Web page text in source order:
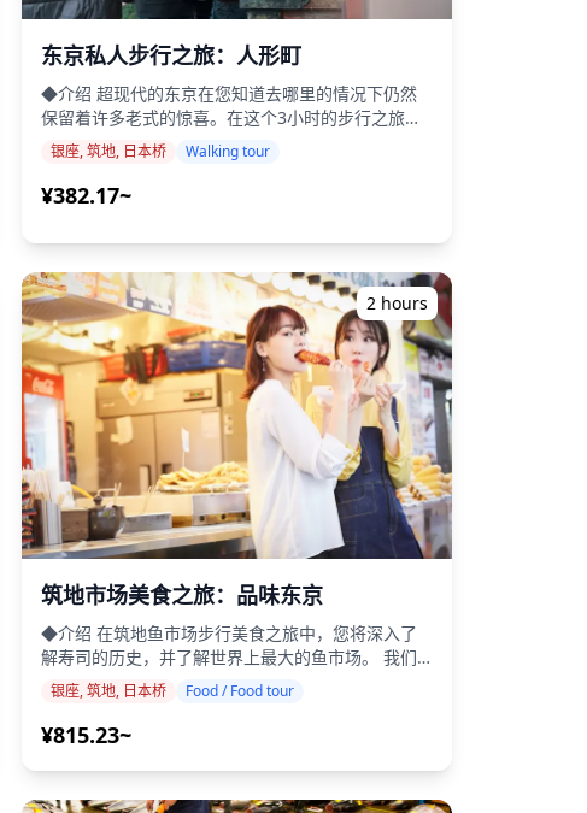
啤酒。 ・甜点或咖啡馆停留 放松享用鲷鱼烧等甜
点，或在舒适的咖啡馆品尝精酿啤酒，结束您的夜
晚。 ・结束（神田站） 行程结束时提供当地纪念品
的建议和附近可进一步探索的景点推荐。 ◆附加信
息 ・需要2人或以上预订。 ・步行距离适中。 ・不
推荐素食者或需要无麸质饮食的人参加。 ・仅限20
岁及以上成人参加。 ・い。 ・如果您有任何饮食限
制，请在预订时告知我们。 ![]
![]
![]
(https://assets.hldycdn.com/experiences/
![]
(https://assets.hldycdn.com/experiences/
![]
(https://assets.hldycdn.com/experiences/
东京私人步行之旅：人形町
◆介绍 超现代的东京在您知道去哪里的情况下仍然
保留着许多老式的惊喜。在这个3小时的步行之旅
中，您将参观以古老传统闻名的人形町区，并且正如
您很快会发现的那样，这里有一些非常美味的小吃，
以及拥有许多传统日本商店的现代社区日本桥区。当
老字号商店。了解经典日本艺术形式，并看到销售文
您展示容易错过的早期时代的隐藏场所。您会发现一
些忠于其起源的机构，在某些情况下可以追溯到几个
世纪前。 ・在当地导游的见解下，探索东京小巷中
的古老世界。 ・品尝从人形烧蛋糕到米饼的传统小
吃 ・了解香道仪式和书法、音乐等古典日本艺术 ・
加入仅限10位客人的小团体，享受真正个性化的体验
・这是一个碳中和旅行，由B Corp认证公司运营，致
力于将旅行作为向善的力量 ◆包含内容 ・传统小吃
（人形烧蛋糕、米饼、和牛牛肉寿喜烧可乐饼） ・
品尝甘酒，一种甜味非酒精饮料 ・时光倒流回到古
老的东京 ・购买完美的手工纪念品带回家 ・当地英
语导游陪同 ◆不包含内容 ・小费 ・额外的食物和饮
者（10分钟） 旅行从一个钟楼开始，该钟楼在下午
12:45展示江户生活方式的故事。我们将了解人形町
是如何创建的。 ・板仓屋（10分钟） 我们将在成立
于116年前的人形烧蛋糕店停留。 ・甘酒横丁（1小
时30分钟） 甘酒横丁在夏季提供米麹甘酒，冬季提
史。 ・日本桥（1小时） 我们将探索老字号手工艺品
店，包括和纸商店、浮世绘商店、高汤商店，最后在
银座, 筑地, 日本桥 Walking tour
¥382.17~
2 hours
筑地市场美食之旅：品味东京
◆介绍 在筑地鱼市场步行美食之旅中，您将深入了
解寿司的历史，并了解世界上最大的鱼市场。 我们
将探索筑地外市场，像当地人一样吃喝购物。 这次
旅行提供了一种绝佳的方式，通过在各种食品店之间
穿梭来发现筑地的美食。 您的导游将带您穿越熙熙
己无法发现的见解。 享受各种美味的海鲜，包括寿
司、牡蛎等。 ・避免迷路和错过市场亮点的风险。
银座, 筑地, 日本桥 Food / Food tour
¥815.23~